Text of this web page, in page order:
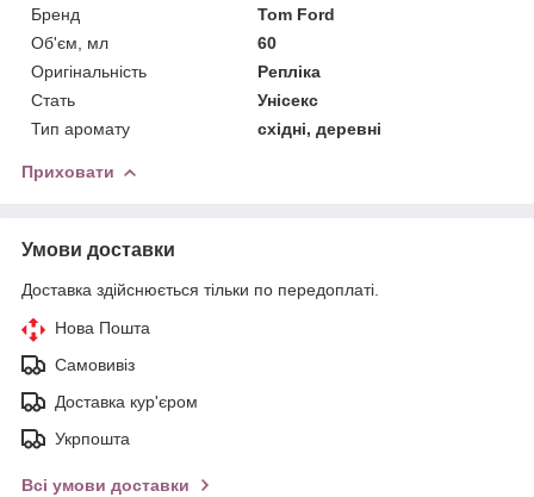
Бренд
Tom Ford
Об'єм, мл
60
Оригінальність
Репліка
Стать
Унісекс
Тип аромату
східні, деревні
Приховати
Умови доставки
Доставка здійснюється тільки по передоплаті.
Нова Пошта
Самовивіз
Доставка кур'єром
Укрпошта
Всі умови доставки